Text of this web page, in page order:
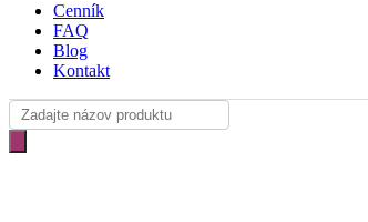
Cenník
FAQ
Blog
Kontakt
Products
search